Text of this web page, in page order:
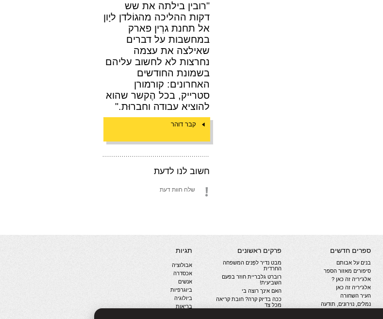
"רובין בילתה את שש
דקות ההליכה מהגוֹלדן ליָון
אל תחנת גרְין פארק
במחשבות על דברים
שאילצה את עצמה
נחרצות לא לחשוב עליהם
בשמונת החודשים
האחרונים: קורמורן
סטרייק, בכל הֶקשר שהוא
להוציא עבודה וחברוּת."
קבר דוהר
חשוב לנו לדעת
שלח חוות דעת
ספרים חדשים
בנים על אבותם
סיפורים מאזור הספר
אלג'יריה זה כאן ?
אלג'יריה זה כאן
העיר השחורה
נמלים, נוירונים, תודעה
פרקים ראשונים
מבט נדיר לפְּנים המשפחה
החרדית
רוברט גלבריית חוזר בפעם
השביעית!
האם אינך רוצה בי
ככה בדיוק קרה? חובת קריאה
מכל צד
תגיות
אבולוציה
אכסדרה
אנשים
ביוגרפיות
ביולוגיה
בריאות